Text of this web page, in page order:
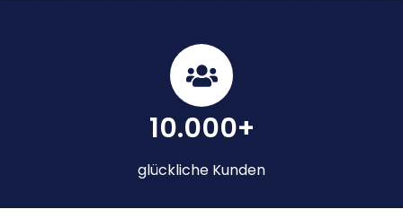
10.000+
glückliche Kunden